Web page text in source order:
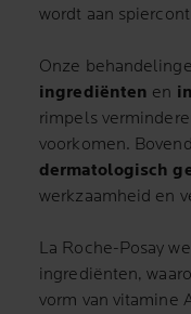
wordt aan
Onze
ingrediënten en
rimpels
voorkomen.
dermatologisch
werkzaamheid en
La Roche-Posay
ingrediënten,
vorm van vitamine